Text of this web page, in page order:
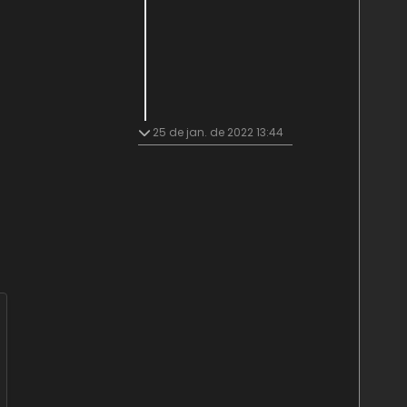
25 de jan. de 2022 13:44